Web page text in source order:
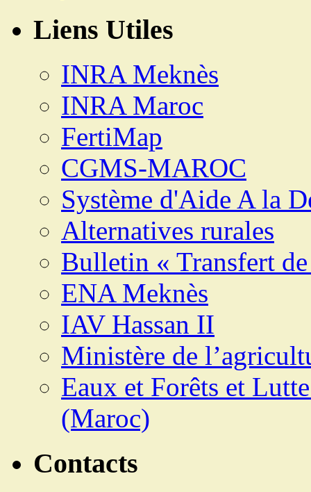
Liens Utiles
INRA Meknès
INRA Maroc
FertiMap
CGMS-MAROC
Système d'Aide A la
Alternatives rurales
Bulletin « Transfert
ENA Meknès
IAV Hassan II
Ministère de
Eaux et Forêts et
(Maroc)
Contacts